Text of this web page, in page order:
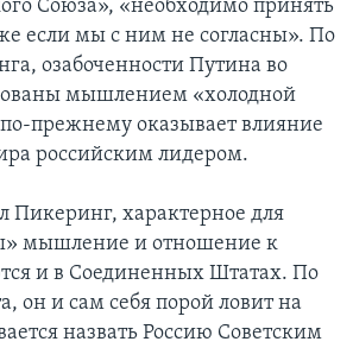
Союза», «необходимо принять
если мы с ним не согласны». По
озабоченности Путина во
мышлением «холодной
прежнему оказывает влияние
российским лидером.
Пикеринг, характерное для
мышление и отношение к
и в Соединенных Штатах. По
он и сам себя порой ловит на
назвать Россию Советским